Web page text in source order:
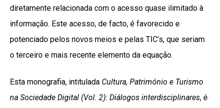
diretamente relacionada com o acesso quase ilimitado à
informação. Este acesso, de facto, é favorecido e
potenciado pelos novos meios e pelas TIC’s, que seriam
o terceiro e mais recente elemento da equação.
Esta monografia, intitulada Cultura, Património e Turismo
na Sociedade Digital (Vol. 2): Diálogos interdisciplinares, é